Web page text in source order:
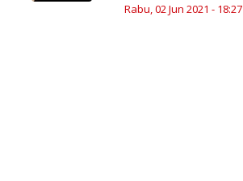
Rabu, 02 Jun 2021 - 18:27